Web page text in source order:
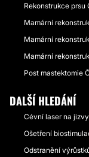
Rekonstrukce prsu
Mamární
Mamární
Mamární
Post mastektomie
DALŠÍ HLEDÁNÍ
Cévní laser na jizvy
Ošetření
Odstranění